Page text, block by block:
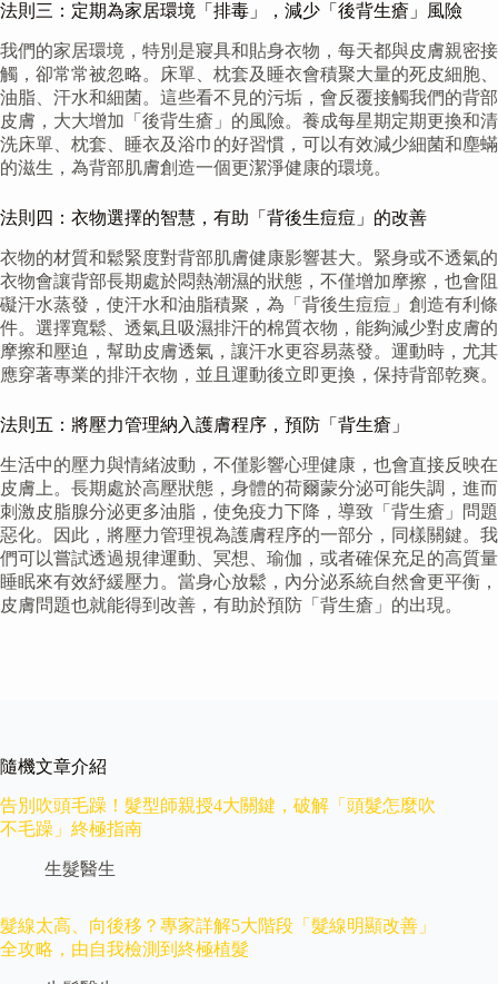
法則三：定期為家居環境「排毒」，減少「後背生瘡」風險
我們的家居環境，特別是寢具和貼身衣物，每天都與皮膚親密接
觸，卻常常被忽略。床單、枕套及睡衣會積聚大量的死皮細胞、
油脂、汗水和細菌。這些看不見的污垢，會反覆接觸我們的背部
皮膚，大大增加「後背生瘡」的風險。養成每星期定期更換和清
洗床單、枕套、睡衣及浴巾的好習慣，可以有效減少細菌和塵蟎
的滋生，為背部肌膚創造一個更潔淨健康的環境。
法則四：衣物選擇的智慧，有助「背後生痘痘」的改善
衣物的材質和鬆緊度對背部肌膚健康影響甚大。緊身或不透氣的
衣物會讓背部長期處於悶熱潮濕的狀態，不僅增加摩擦，也會阻
礙汗水蒸發，使汗水和油脂積聚，為「背後生痘痘」創造有利條
件。選擇寬鬆、透氣且吸濕排汗的棉質衣物，能夠減少對皮膚的
摩擦和壓迫，幫助皮膚透氣，讓汗水更容易蒸發。運動時，尤其
應穿著專業的排汗衣物，並且運動後立即更換，保持背部乾爽。
法則五：將壓力管理納入護膚程序，預防「背生瘡」
生活中的壓力與情緒波動，不僅影響心理健康，也會直接反映在
皮膚上。長期處於高壓狀態，身體的荷爾蒙分泌可能失調，進而
刺激皮脂腺分泌更多油脂，使免疫力下降，導致「背生瘡」問題
惡化。因此，將壓力管理視為護膚程序的一部分，同樣關鍵。我
們可以嘗試透過規律運動、冥想、瑜伽，或者確保充足的高質量
睡眠來有效紓緩壓力。當身心放鬆，內分泌系統自然會更平衡，
皮膚問題也就能得到改善，有助於預防「背生瘡」的出現。
隨機文章介紹
告別吹頭毛躁！髮型師親授4大關鍵，破解「頭髮怎麼吹
不毛躁」終極指南
生髮醫生
髮線太高、向後移？專家詳解5大階段「髮線明顯改善」
全攻略，由自我檢測到終極植髮